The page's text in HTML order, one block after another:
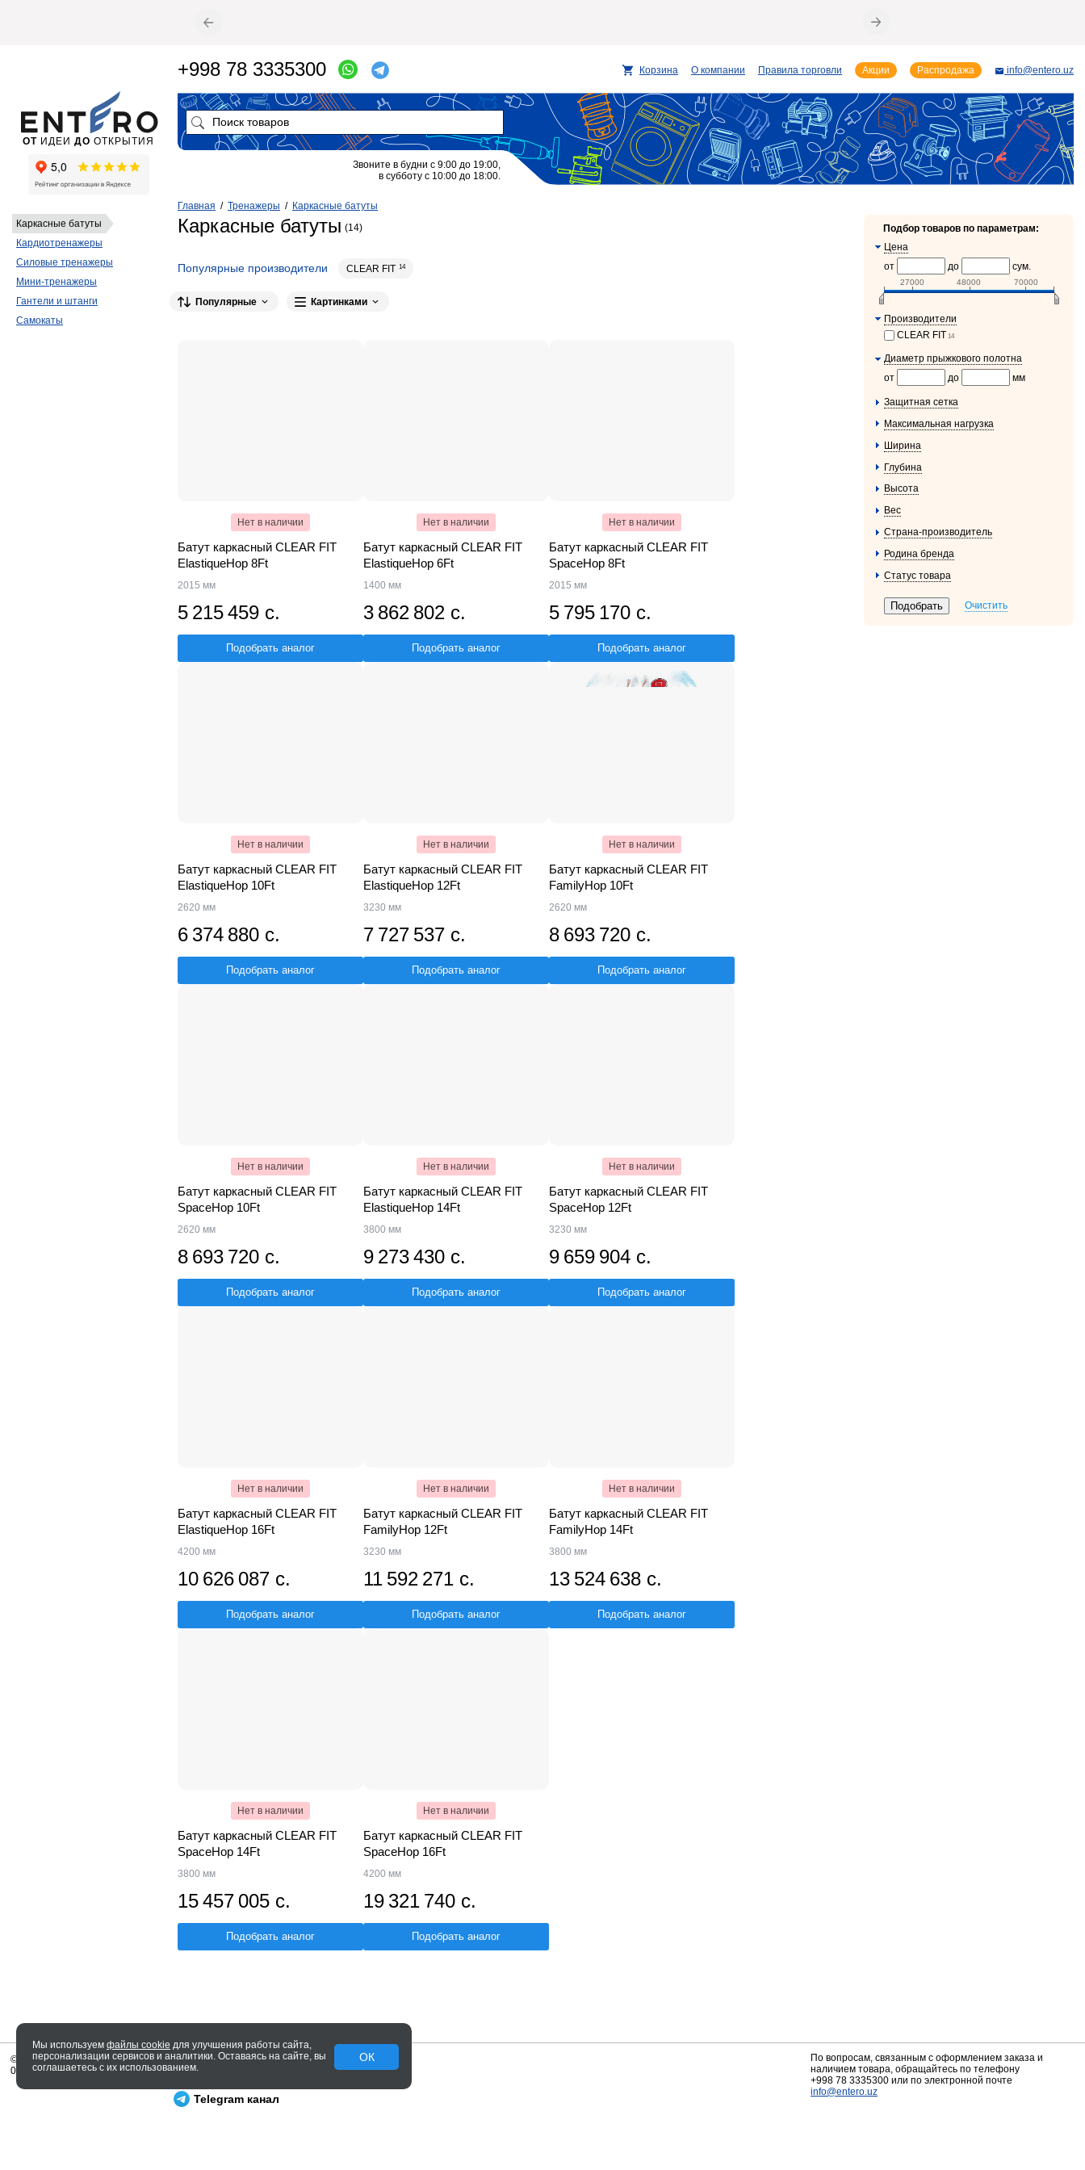
ОК
Мы используем файлы cookie для улучшения работы сайта,
персонализации сервисов и аналитики. Оставаясь на сайте, вы
соглашаетесь с их использованием.
Главная / Тренажеры / Каркасные батуты
Каркасные батуты (14)
Популярные производители CLEAR FIT 14
Популярные Картинками
Нет в наличии
Батут каркасный CLEAR FIT
ElastiqueHop 8Ft
2015 мм
5 215 459 с.
Подобрать аналог
Нет в наличии
Батут каркасный CLEAR FIT
ElastiqueHop 6Ft
1400 мм
3 862 802 с.
Подобрать аналог
Нет в наличии
Батут каркасный CLEAR FIT
SpaceHop 8Ft
2015 мм
5 795 170 с.
Подобрать аналог
Нет в наличии
Батут каркасный CLEAR FIT
ElastiqueHop 10Ft
2620 мм
6 374 880 с.
Подобрать аналог
Нет в наличии
Батут каркасный CLEAR FIT
ElastiqueHop 12Ft
3230 мм
7 727 537 с.
Подобрать аналог
Нет в наличии
Батут каркасный CLEAR FIT
FamilyHop 10Ft
2620 мм
8 693 720 с.
Подобрать аналог
Нет в наличии
Батут каркасный CLEAR FIT
SpaceHop 10Ft
2620 мм
8 693 720 с.
Подобрать аналог
Нет в наличии
Батут каркасный CLEAR FIT
ElastiqueHop 14Ft
3800 мм
9 273 430 с.
Подобрать аналог
Нет в наличии
Батут каркасный CLEAR FIT
SpaceHop 12Ft
3230 мм
9 659 904 с.
Подобрать аналог
Нет в наличии
Батут каркасный CLEAR FIT
ElastiqueHop 16Ft
4200 мм
10 626 087 с.
Подобрать аналог
Нет в наличии
Батут каркасный CLEAR FIT
FamilyHop 12Ft
3230 мм
11 592 271 с.
Подобрать аналог
Нет в наличии
Батут каркасный CLEAR FIT
FamilyHop 14Ft
3800 мм
13 524 638 с.
Подобрать аналог
Нет в наличии
Батут каркасный CLEAR FIT
SpaceHop 14Ft
3800 мм
15 457 005 с.
Подобрать аналог
Нет в наличии
Батут каркасный CLEAR FIT
SpaceHop 16Ft
4200 мм
19 321 740 с.
Подобрать аналог
Подбор товаров по параметрам:
Цена
от
до сум.
27000 48000 70000
Производители
CLEAR FIT 14
Диаметр прыжкового полотна
от
до мм
Защитная сетка
Максимальная нагрузка
Ширина
Глубина
Высота
Вес
Страна-производитель
Родина бренда
Статус товара
Очистить
Каркасные батуты
Кардиотренажеры
Силовые тренажеры
Мини-тренажеры
Гантели и штанги
Самокаты
ОТ ИДЕИ ДО ОТКРЫТИЯ
+998 78 3335300 Корзина О компании Правила торговли Акции Распродажа info@entero.uz
Звоните в будни с 9:00 до 19:00,
в субботу с 10:00 до 18:00.
Telegram канал
© 2005—2026 ENTERO
0.041 сек.
По вопросам, связанным с оформлением заказа и
наличием товара, обращайтесь по телефону
+998 78 3335300 или по электронной почте
info@entero.uz